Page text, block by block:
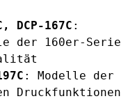
DCP-167C :
der 160er-Serie
: Modelle der
Druckfunktionen